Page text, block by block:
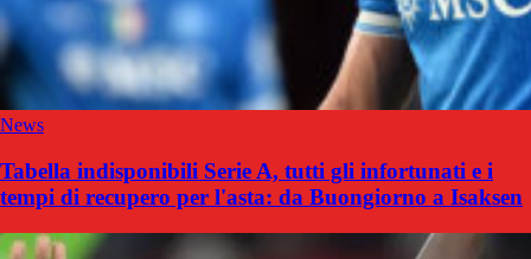
News
Tabella indisponibili Serie A, tutti gli infortunati e i
tempi di recupero per l'asta: da Buongiorno a Isaksen